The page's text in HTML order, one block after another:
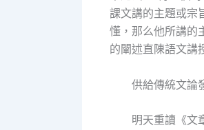
課文講的主題或宗
懂，那么他所講的
的闡述直陳語文講
供給傳統文論
明天重讀《文